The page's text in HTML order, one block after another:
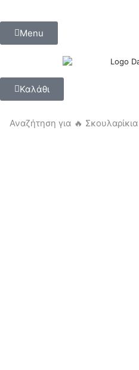
Menu
Καλάθι
Αναζήτηση για 🔥 Σκουλαρίκια